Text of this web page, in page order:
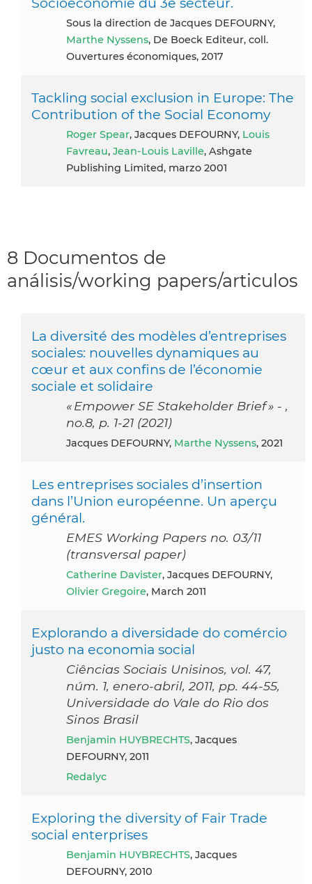
Sous la direction de Jacques DEFOURNY,
Marthe Nyssens, De Boeck Editeur, coll.
Ouvertures économiques, 2017
Tackling social exclusion in Europe: The
Contribution of the Social Economy
Roger Spear, Jacques DEFOURNY, Louis
Favreau, Jean-Louis Laville, Ashgate
Publishing Limited, marzo 2001
8 Documentos de
análisis/working papers/articulos
La diversité des modèles d’entreprises
sociales: nouvelles dynamiques au
cœur et aux confins de l’économie
sociale et solidaire
« Empower SE Stakeholder Brief » - ,
no.8, p. 1-21 (2021)
Jacques DEFOURNY, Marthe Nyssens, 2021
Les entreprises sociales d’insertion
dans l’Union européenne. Un aperçu
général.
EMES Working Papers no. 03/11
(transversal paper)
Catherine Davister, Jacques DEFOURNY,
Olivier Gregoire, March 2011
Explorando a diversidade do comércio
justo na economia social
Ciências Sociais Unisinos, vol. 47,
núm. 1, enero-abril, 2011, pp. 44-55,
Universidade do Vale do Rio dos
Sinos Brasil
Benjamin HUYBRECHTS, Jacques
DEFOURNY, 2011
Redalyc
Exploring the diversity of Fair Trade
social enterprises
Benjamin HUYBRECHTS, Jacques
DEFOURNY, 2010